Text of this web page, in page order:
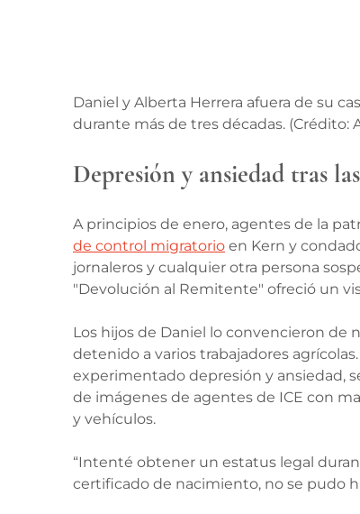
Daniel y Alberta Herrera afuera de su
durante más de tres décadas. (Crédito:
Depresión y ansiedad tras
A principios de enero, agentes de la
de control migratorio en Kern y
jornaleros y cualquier otra persona
"Devolución al Remitente" ofreció un
Los hijos de Daniel lo convencieron de
detenido a varios trabajadores
experimentado depresión y ansiedad,
de imágenes de agentes de ICE con
y vehículos.
“Intenté obtener un estatus legal
certificado de nacimiento, no se pudo